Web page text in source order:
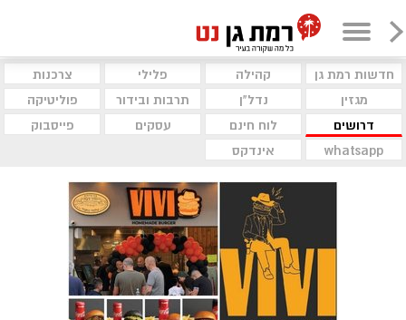
חדשות רמת גן קהילה פלילי
צרכנות
מגזין
נדל"ן תרבות ובידור
פוליטיקה
דרושים
לוח חינם עסקים
פייסבוק
whatsapp
אינדקס